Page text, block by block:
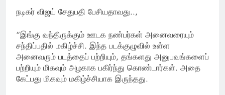
நடிகர் விஜய் சேதுபதி பேசியதாவது..,
“இங்கு வந்திருக்கும் ஊடக நண்பர்கள் அனைவரையும்
சந்திப்பதில் மகிழ்ச்சி. இந்த படக்குழுவில் உள்ள
அனைவரும் படத்தைப் பற்றியும், தங்களது அனுபவங்களைப்
பற்றியும் மிகவும் அழகாக பகிர்ந்து கொண்டார்கள். அதை
கேட்பது மிகவும் மகிழ்ச்சியாக இருந்தது.